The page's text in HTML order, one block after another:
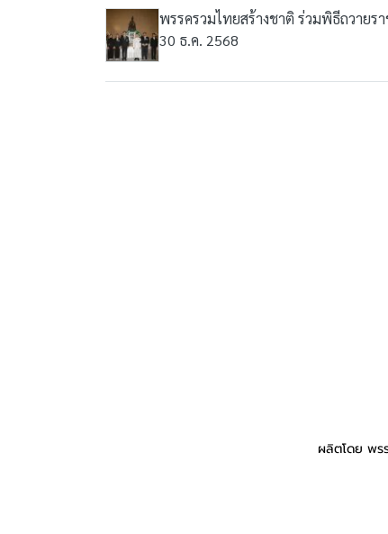
พรรครวมไทยสร้างชาติ ร่วมพิธีถวายร
30 ธ.ค. 2568
ผลิตโดย พร